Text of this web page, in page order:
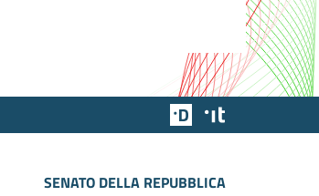
Team Digitale
SENATO DELLA REPUBBLICA